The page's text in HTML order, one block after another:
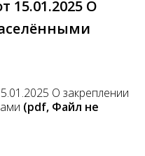
15.01.2025 О
О закреплении
(pdf, Файл не